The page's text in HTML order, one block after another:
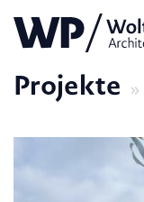
Projekte